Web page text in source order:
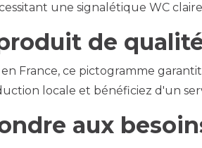
une signalétique WC
de
France, ce pictogramme
locale et bénéficiez d'un
aux